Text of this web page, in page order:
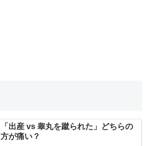
「出産 vs 睾丸を蹴られた」どちらの
方が痛い？